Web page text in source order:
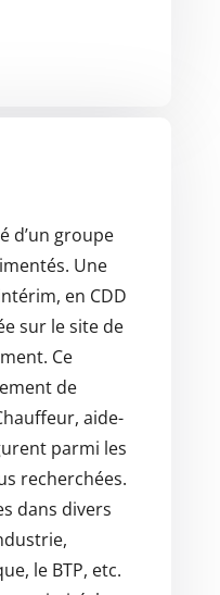
d’un groupe
Une
en CDD
sur le site de
Ce
de
aide-
parmi les
recherchées.
dans divers
le BTP, etc.